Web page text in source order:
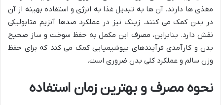
مغذی ها دارند. آن ها به تبدیل غذا به انرژی و استفاده بهینه از آن
در بدن کمک می کنند. زینک نیز در عملکرد صدها آنزیم متابولیکی
نقش دارد. بنابراین، مصرف این مکمل به حفظ سوخت و ساز صحیح
بدن و کارآمدی فرآیندهای بیوشیمیایی کمک می کند که برای حفظ
وزن سالم و عملکرد کلی بدن ضروری است.
نحوه مصرف و بهترین زمان استفاده